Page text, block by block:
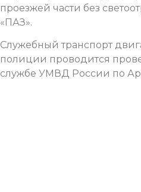
проезжей части без
«ПАЗ».
Служебный транспорт
полиции проводится
службе УМВД России по